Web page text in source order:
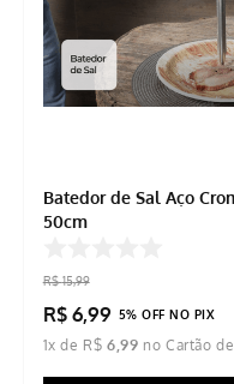
Batedor de Sal Aço
50cm
R$ 15,99
R$ 6,99 5% OFF NO PIX
1x de R$ 6,99